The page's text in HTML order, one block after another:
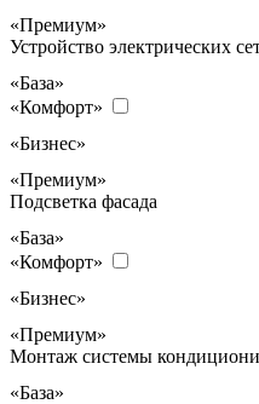
«Премиум»
Устройство электрических
«База»
«Комфорт»
«Бизнес»
«Премиум»
Подсветка фасада
«База»
«Комфорт»
«Бизнес»
«Премиум»
Монтаж системы
«База»